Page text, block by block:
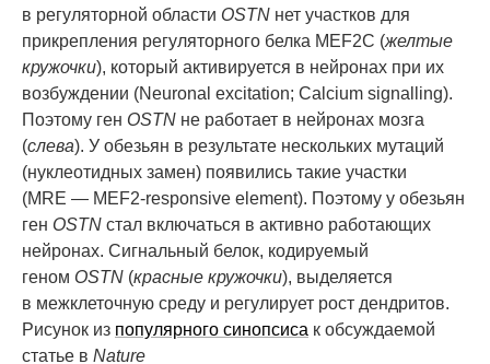
в регуляторной области OSTN нет участков для
прикрепления регуляторного белка MEF2C (желтые
кружочки), который активируется в нейронах при их
возбуждении (Neuronal excitation; Calcium signalling).
Поэтому ген OSTN не работает в нейронах мозга
(слева). У обезьян в результате нескольких мутаций
(нуклеотидных замен) появились такие участки
(MRE — MEF2-responsive element). Поэтому у обезьян
ген OSTN стал включаться в активно работающих
нейронах. Сигнальный белок, кодируемый
геном OSTN (красные кружочки), выделяется
в межклеточную среду и регулирует рост дендритов.
Рисунок из популярного синопсиса к обсуждаемой
статье в Nature